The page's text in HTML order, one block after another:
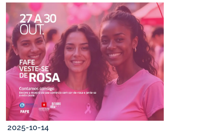
2025-10-14